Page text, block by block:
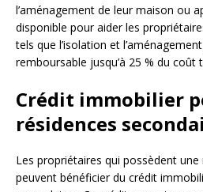
l’aménagement de leur maison ou
disponible pour aider les
tels que l’isolation et
remboursable jusqu’à 25 % du coût
Crédit immobilier
résidences
Les propriétaires qui possèdent
peuvent bénéficier du crédit